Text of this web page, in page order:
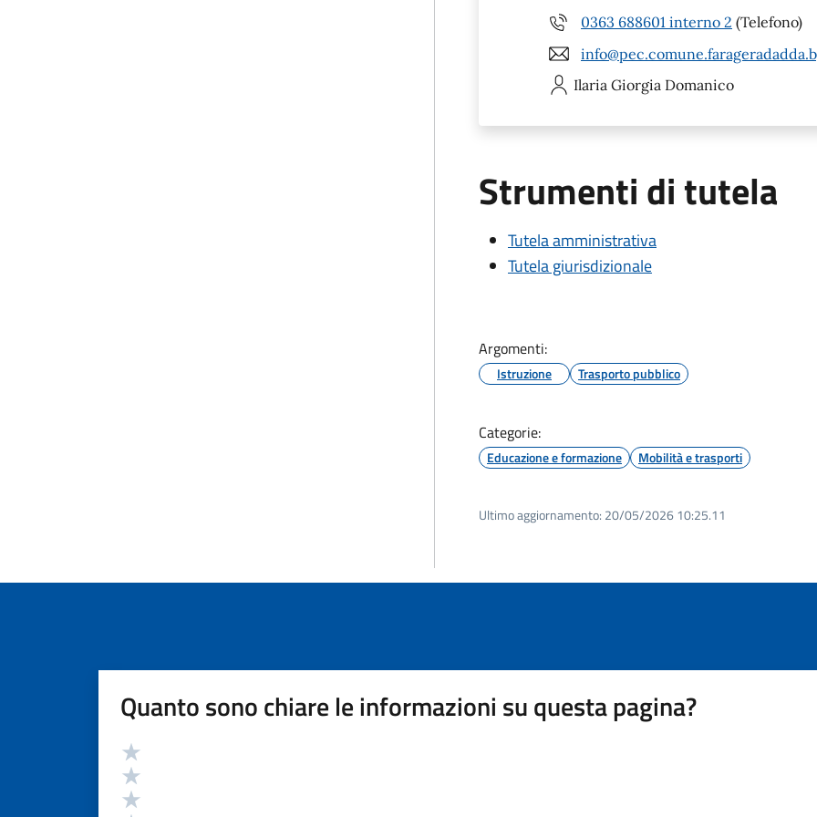
0363 688601 interno 2 (Telefono)
Ilaria Giorgia Domanico
Strumenti di tutela
Tutela amministrativa
Tutela giurisdizionale
Argomenti:
Istruzione Trasporto pubblico
Categorie:
Educazione e formazione Mobilità e trasporti
Ultimo aggiornamento: 20/05/2026 10:25.11
Quanto sono chiare le informazioni su questa pagina?
Valutazione